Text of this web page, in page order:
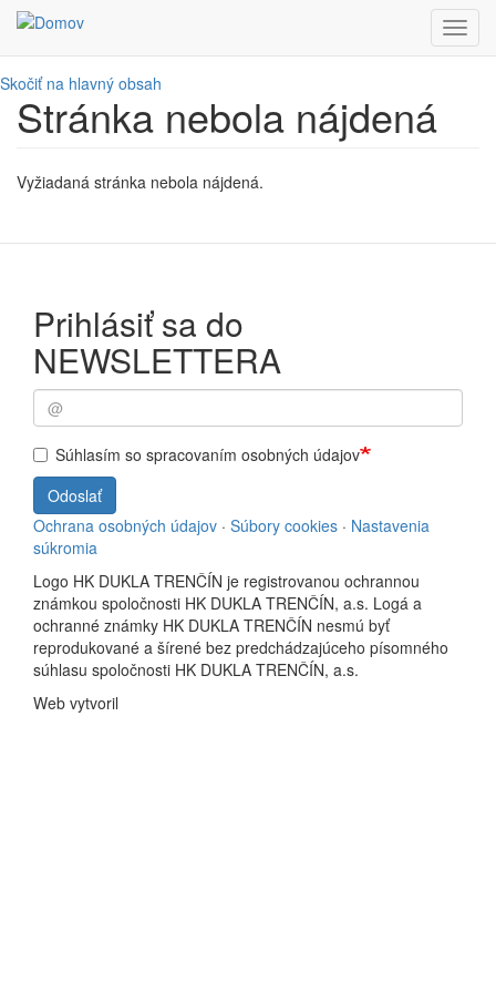
Skočiť na hlavný obsah
Stránka nebola nájdená
Vyžiadaná stránka nebola nájdená.
Prihlásiť sa do
NEWSLETTERA
Súhlasím so spracovaním osobných údajov
Odoslať
Ochrana osobných údajov · Súbory cookies · Nastavenia
súkromia
Logo HK DUKLA TRENČÍN je registrovanou ochrannou
známkou spoločnosti HK DUKLA TRENČÍN, a.s. Logá a
ochranné známky HK DUKLA TRENČÍN nesmú byť
reprodukované a šírené bez predchádzajúceho písomného
súhlasu spoločnosti HK DUKLA TRENČÍN, a.s.
Web vytvoril